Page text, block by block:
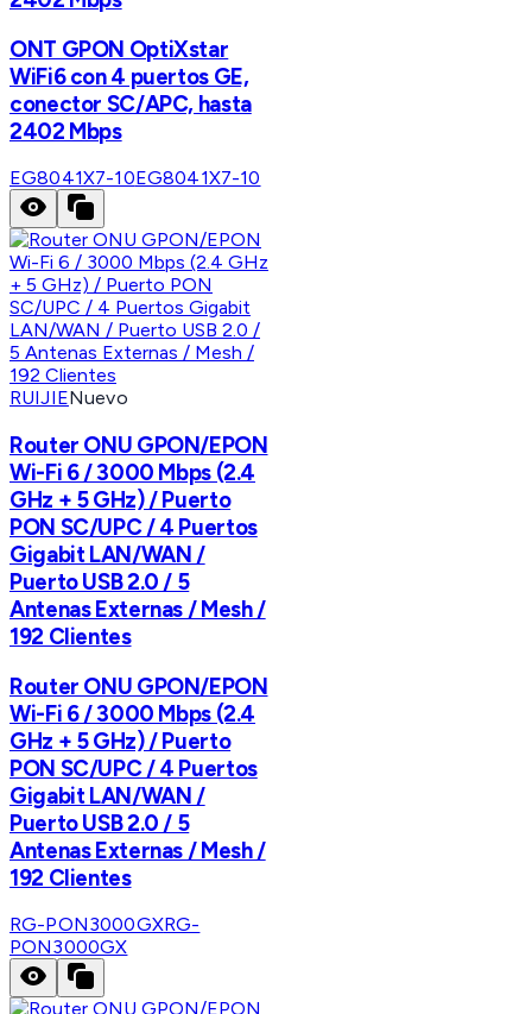
ONT GPON OptiXstar
WiFi6 con 4 puertos GE,
conector SC/APC, hasta
2402 Mbps
EG8041X7-10EG8041X7-10
RUIJIENuevo
Router ONU GPON/EPON
Wi-Fi 6 / 3000 Mbps (2.4
GHz + 5 GHz) / Puerto
PON SC/UPC / 4 Puertos
Gigabit LAN/WAN /
Puerto USB 2.0 / 5
Antenas Externas / Mesh /
192 Clientes
Router ONU GPON/EPON
Wi-Fi 6 / 3000 Mbps (2.4
GHz + 5 GHz) / Puerto
PON SC/UPC / 4 Puertos
Gigabit LAN/WAN /
Puerto USB 2.0 / 5
Antenas Externas / Mesh /
192 Clientes
RG-PON3000GXRG-
PON3000GX